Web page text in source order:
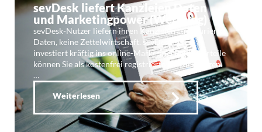
sevDesk liefert Kanzleien Daten
und Marketingpower (Werbung)
sevDesk-Nutzer liefern ihren Kanzleien strukturierte
Daten, keine Zettelwirtschaft. sevDesk selbst
investiert kräftig ins online-Marketing. Beide Vorteile
können Sie als kostenfrei registrierte Kanzlei nutzen.
…
Weiterlesen